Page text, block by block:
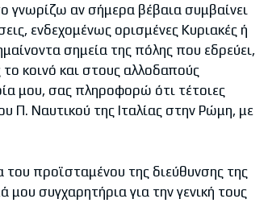
γνωρίζω αν σήμερα βέβαια συμβαίνει
ενδεχομένως ορισμένες Κυριακές ή
σημεία της πόλης που εδρεύει,
κοινό και στους αλλοδαπούς
μου, σας πληροφορώ ότι τέτοιες
Π. Ναυτικού της Ιταλίας στην Ρώμη, με
προϊσταμένου της διεύθυνσης της
συγχαρητήρια για την γενική τους